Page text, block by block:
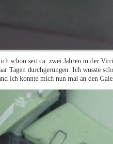
schon seit ca. zwei Jahren in der
Tagen durchgerungen. Ich wusste
ich konnte mich nun mal an den